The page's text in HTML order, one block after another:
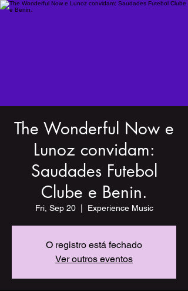
The Wonderful Now e
Lunoz convidam:
Saudades Futebol
Clube e Benin.
Fri, Sep 20
  |
Experience Music
O registro está fechado
Ver outros eventos